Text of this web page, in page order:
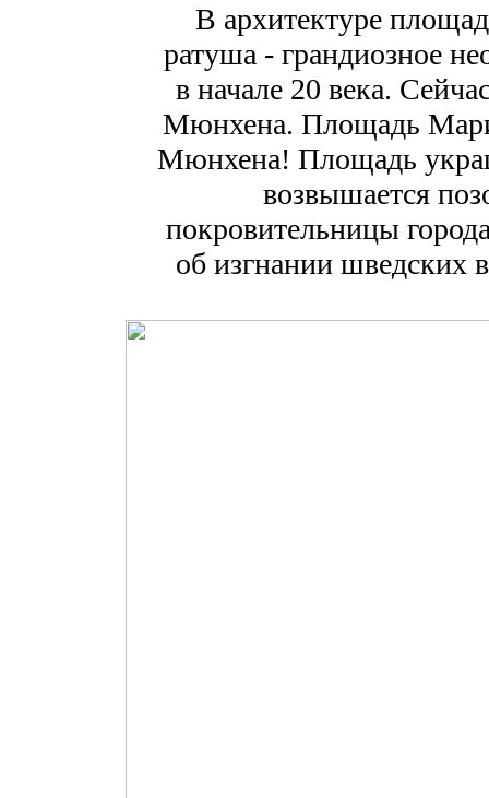
В архитектуре
ратуша - грандиозное
в начале 20 века.
Мюнхена. Площадь
Мюнхена! Площадь
возвышается
покровительницы
об изгнании шведских